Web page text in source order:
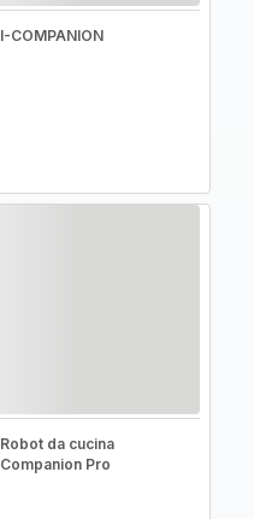
I-COMPANION
Robot da cucina
Companion Pro